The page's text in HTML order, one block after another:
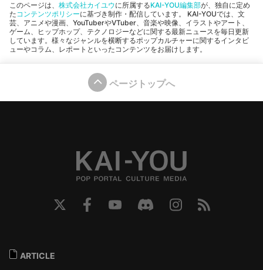
このページは、 株式会社カイユウに所属するKAI-YOU編集部が、独自に定め
たコンテンツポリシーに基づき制作・配信しています。 KAI-YOUでは、文
芸、アニメや漫画、YouTuberやVTuber、音楽や映像、イラストやアート、
ゲーム、ヒップホップ、テクノロジーなどに関する最新ニュースを毎日更新
しています。様々なジャンルを横断するポップカルチャーに関するインタビ
ューやコラム、レポートといったコンテンツをお届けします。
ページトップへ
ARTICLE